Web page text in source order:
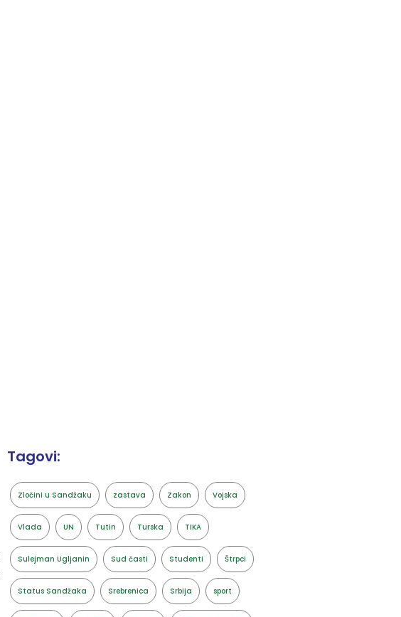
Tagovi:
Zločini u Sandžaku zastava Zakon Vojska
Vlada UN Tutin Turska TIKA
Sulejman Ugljanin Sud časti Studenti Štrpci
Status Sandžaka Srebrenica Srbija sport